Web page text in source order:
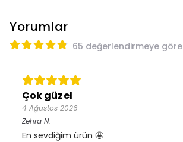
Yorumlar
65 değerlendirmeye göre
Çok güzel
4 Ağustos 2026
Zehra N.
En sevdiğim ürün 🤩